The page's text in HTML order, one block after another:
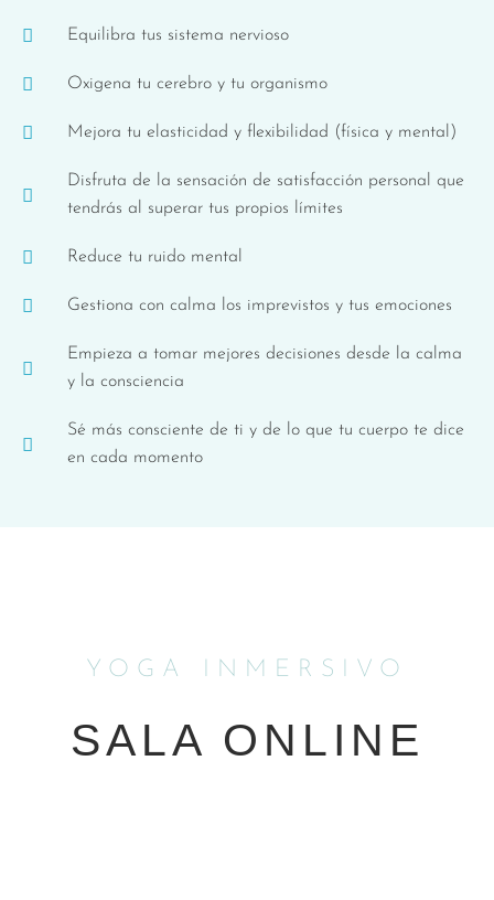
Equilibra tus sistema nervioso
Oxigena tu cerebro y tu organismo
Mejora tu elasticidad y flexibilidad (física y mental)
Disfruta de la sensación de satisfacción personal que
tendrás al superar tus propios límites
Reduce tu ruido mental
Gestiona con calma los imprevistos y tus emociones
Empieza a tomar mejores decisiones desde la calma
y la consciencia
Sé más consciente de ti y de lo que tu cuerpo te dice
en cada momento
YOGA INMERSIVO
SALA ONLINE